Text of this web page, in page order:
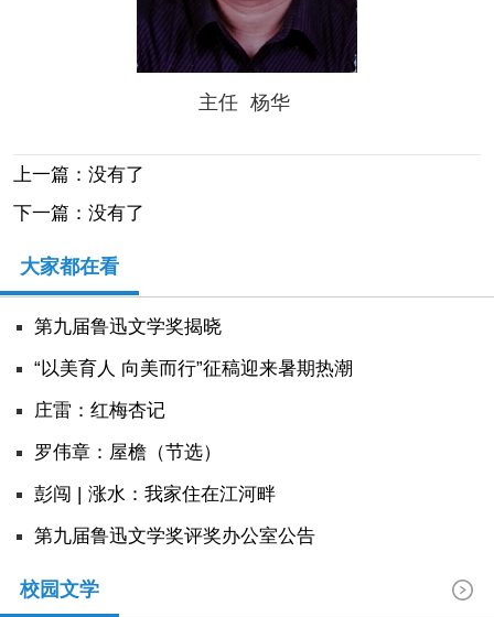
征稿启事
主任 杨华
上一篇：没有了
下一篇：没有了
大家都在看
第九届鲁迅文学奖揭晓
“以美育人 向美而行”征稿迎来暑期热潮
庄雷：红梅杏记
罗伟章：屋檐（节选）
彭闯 | 涨水：我家住在江河畔
第九届鲁迅文学奖评奖办公室公告
校园文学